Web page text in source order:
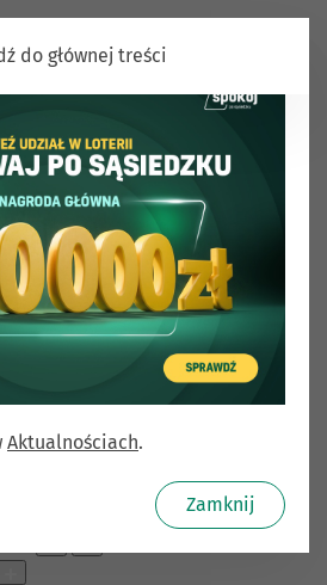
do głównej treści
Aktualnościach.
Zamknij